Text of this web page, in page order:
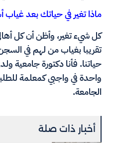
ماذا تغير في حياتك بعد
كل شيء تغير، وأظن أن كل
تقريبا بغياب من لهم في
حياتنا. فأنا دكتورة جامعية
واحدة في واجبي كمعلمة
الجامعة.
أخبار ذات صلة